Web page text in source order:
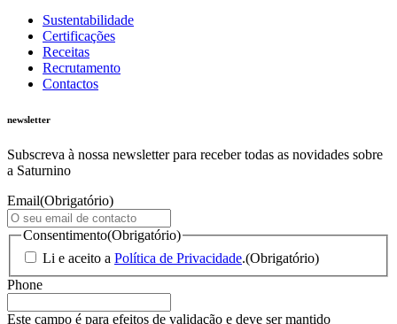
Sustentabilidade
Certificações
Receitas
Recrutamento
Contactos
newsletter
Subscreva à nossa newsletter para receber todas as novidades sobre
a Saturnino
Email(Obrigatório)
Consentimento(Obrigatório)
Li e aceito a Política de Privacidade.(Obrigatório)
Phone
Este campo é para efeitos de validação e deve ser mantido